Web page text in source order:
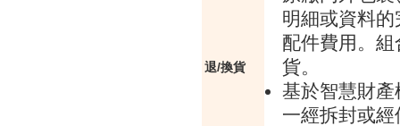
退/換貨
明細或資料
配件費用。
貨。
基於智慧財
一經拆封或